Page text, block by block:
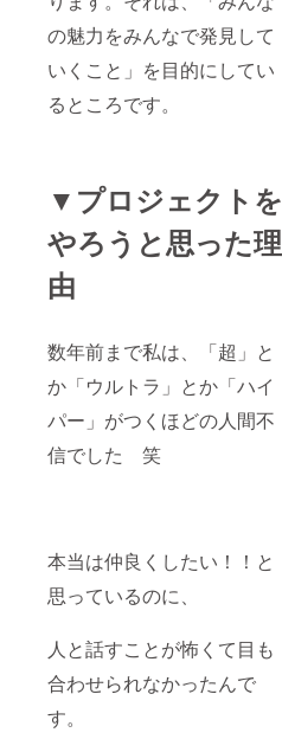
の魅力をみんなで発見して
いくこと」を目的にしてい
るところです。
▼プロジェクトを
やろうと思った理
由
数年前まで私は、「超」と
か「ウルトラ」とか「ハイ
パー」がつくほどの人間不
信でした 笑
本当は仲良くしたい！！と
思っているのに、
人と話すことが怖くて目も
合わせられなかったんで
す。